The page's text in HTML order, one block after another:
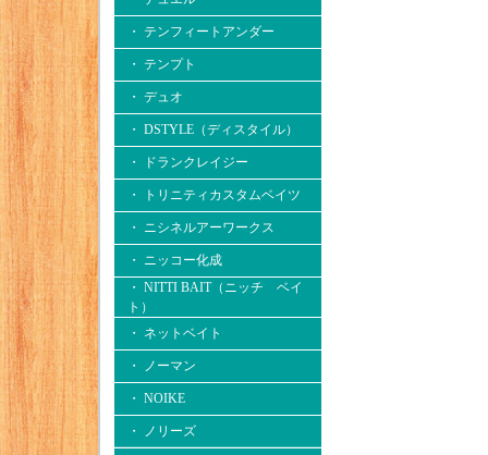
・ テンフィートアンダー
・ テンプト
・ デュオ
・ DSTYLE（ディスタイル）
・ ドランクレイジー
・ トリニティカスタムベイツ
・ ニシネルアーワークス
・ ニッコー化成
・ NITTI BAIT（ニッチ ベイ
ト）
・ ネットベイト
・ ノーマン
・ NOIKE
・ ノリーズ